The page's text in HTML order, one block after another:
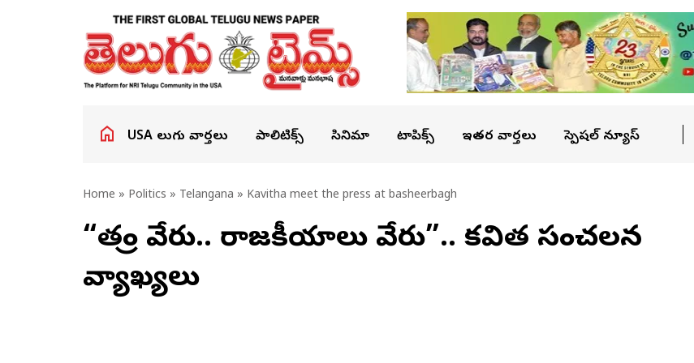
USA తెలుగు వార్తలు పాలిటిక్స్ సినిమా టాపిక్స్ ఇతర వార్తలు స్పెషల్ న్యూస్
Home » Politics » Telangana » Kavitha meet the press at basheerbagh
“తండ్రి వేరు.. రాజకీయాలు వేరు”.. కవిత సంచలన
వ్యాఖ్యలు